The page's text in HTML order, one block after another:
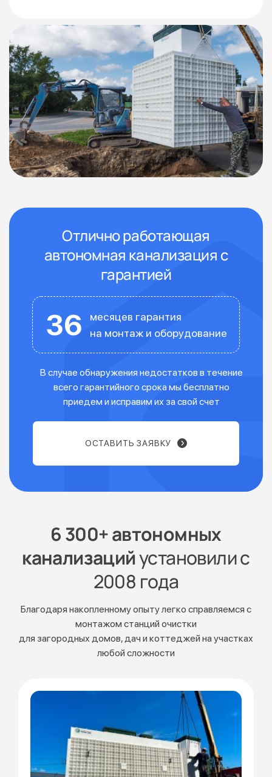
Отлично работающая
автономная канализация с
гарантией
36
месяцев гарантия
на монтаж и оборудование
В случае обнаружения недостатков в течение
всего гарантийного срока мы бесплатно
приедем и исправим их за свой счет
ОСТАВИТЬ ЗАЯВКУ
6 300+ автономных
канализацийустановили с
2008 года
Благодаря накопленному опыту легко справляемся с
монтажом станций очистки
для загородных домов, дач и коттеджей на участках
любой сложности